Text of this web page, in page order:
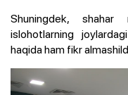
Shuningdek, shahar
islohotlarning
haqida ham fikr